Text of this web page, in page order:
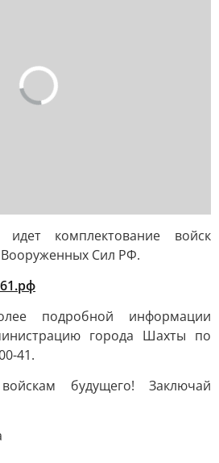
комплектование войск
Сил РФ.
подробной информации
города Шахты по
41.
будущего! Заключай